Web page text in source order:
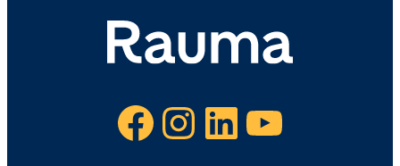
Facebook Instagram LinkedIn YouTube